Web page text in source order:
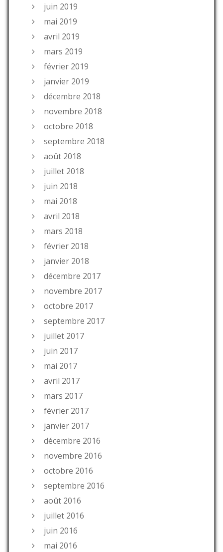
juin 2019
mai 2019
avril 2019
mars 2019
février 2019
janvier 2019
décembre 2018
novembre 2018
octobre 2018
septembre 2018
août 2018
juillet 2018
juin 2018
mai 2018
avril 2018
mars 2018
février 2018
janvier 2018
décembre 2017
novembre 2017
octobre 2017
septembre 2017
juillet 2017
juin 2017
mai 2017
avril 2017
mars 2017
février 2017
janvier 2017
décembre 2016
novembre 2016
octobre 2016
septembre 2016
août 2016
juillet 2016
juin 2016
mai 2016